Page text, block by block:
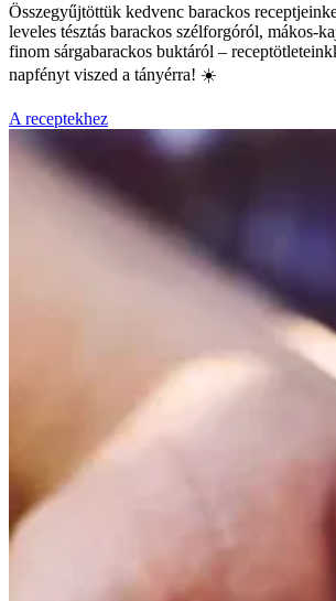
Összegyűjtöttük kedvenc barackos
leveles tésztás barackos szélforgóról, mákos-
finom sárgabarackos buktáról –
napfényt viszed a tányérra! ☀️
A receptekhez